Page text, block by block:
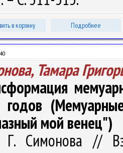
в корзину Подробнее
Тамара
годов
мой венец")
Симонова //